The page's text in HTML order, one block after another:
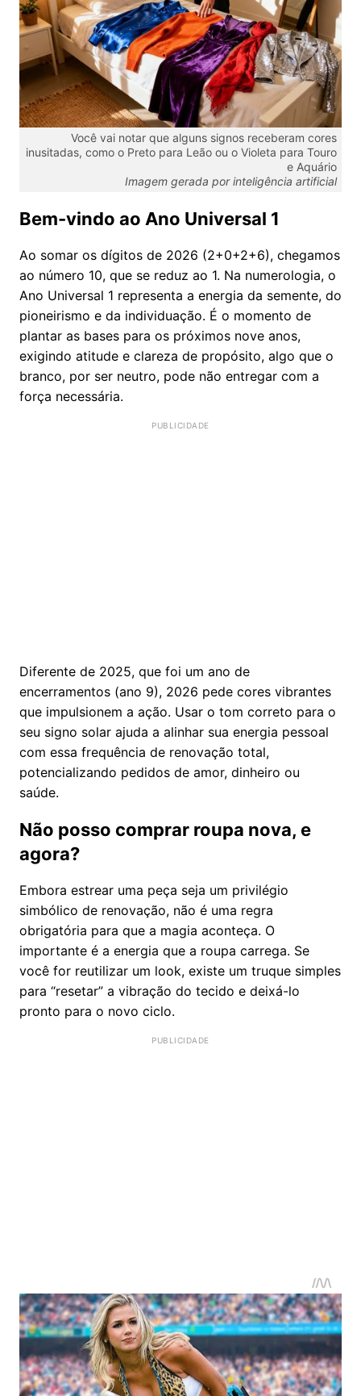
Você vai notar que alguns signos receberam cores
inusitadas, como o Preto para Leão ou o Violeta para Touro
e Aquário
Imagem gerada por inteligência artificial
Bem-vindo ao Ano Universal 1
Ao somar os dígitos de 2026 (2+0+2+6), chegamos
ao número 10, que se reduz ao 1. Na numerologia, o
Ano Universal 1 representa a energia da semente, do
pioneirismo e da individuação. É o momento de
plantar as bases para os próximos nove anos,
exigindo atitude e clareza de propósito, algo que o
branco, por ser neutro, pode não entregar com a
força necessária.
Diferente de 2025, que foi um ano de
encerramentos (ano 9), 2026 pede cores vibrantes
que impulsionem a ação. Usar o tom correto para o
seu signo solar ajuda a alinhar sua energia pessoal
com essa frequência de renovação total,
potencializando pedidos de amor, dinheiro ou
saúde.
Não posso comprar roupa nova, e
agora?
Embora estrear uma peça seja um privilégio
simbólico de renovação, não é uma regra
obrigatória para que a magia aconteça. O
importante é a energia que a roupa carrega. Se
você for reutilizar um look, existe um truque simples
para “resetar” a vibração do tecido e deixá-lo
pronto para o novo ciclo.